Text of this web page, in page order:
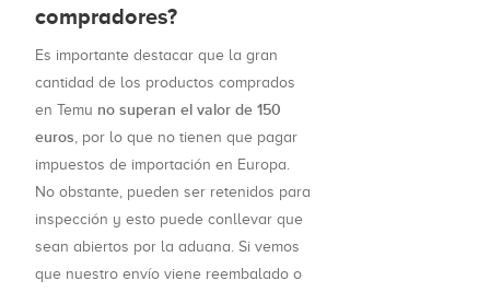
compradores?
Es importante destacar que la gran
cantidad de los productos comprados
en Temu no superan el valor de 150
euros, por lo que no tienen que pagar
impuestos de importación en Europa.
No obstante, pueden ser retenidos para
inspección y esto puede conllevar que
sean abiertos por la aduana. Si vemos
que nuestro envío viene reembalado o